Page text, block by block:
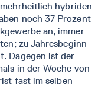
hybriden
noch 37 Prozent
an, immer
zu Jahresbeginn
Dagegen ist der
in der Woche von
fast im selben